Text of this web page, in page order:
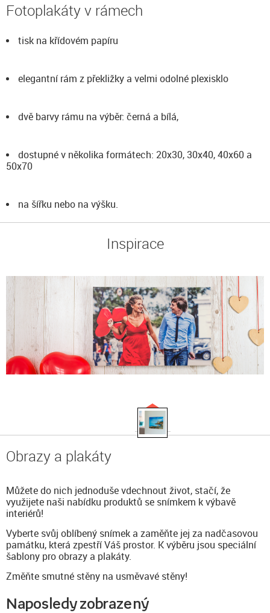
Fotoplakáty v rámech
tisk na křídovém papíru
elegantní rám z překližky a velmi odolné plexisklo
dvě barvy rámu na výběr: černá a bílá,
dostupné v několika formátech: 20x30, 30x40, 40x60 a
50x70
na šířku nebo na výšku.
Inspirace
Obrazy a plakáty
Můžete do nich jednoduše vdechnout život, stačí, že
využijete naši nabídku produktů se snímkem k výbavě
interiérů!
Vyberte svůj oblíbený snímek a zaměňte jej za nadčasovou
památku, která zpestří Váš prostor. K výběru jsou speciální
šablony pro obrazy a plakáty.
Změňte smutné stěny na usměvavé stěny!
Naposledy zobrazený